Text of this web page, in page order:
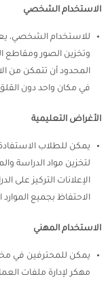
الاستخدام الشخصي
وتخزين الصور ومقاطع
المحدود أن تتمكن من
في مكان واحد دون
الأغراض التعليمية
يمكن للطلاب
لتخزين مواد الدراسة
الإعلانات التركيز على
الاحتفاظ بجميع
الاستخدام المهني
مهكر لإدارة ملفات